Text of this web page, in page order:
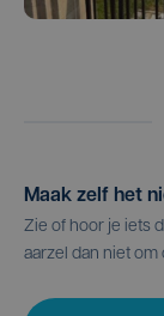
Maak zelf het
Zie of hoor je iets
aarzel dan niet